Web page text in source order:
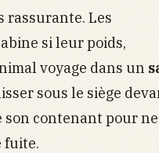
rassurante. Les
si leur poids,
voyage dans un
sous le siège
son contenant pour ne
fuite.